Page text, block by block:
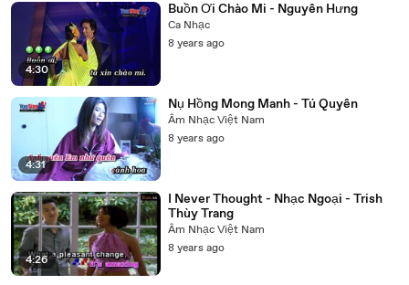
4:30
Buồn Ơi Chào Mi - Nguyên Hưng
Ca Nhạc
8 years ago
4:31
Nụ Hồng Mong Manh - Tú Quyên
Âm Nhạc Việt Nam
8 years ago
4:26
I Never Thought - Nhạc Ngoại - Trish
Thùy Trang
Âm Nhạc Việt Nam
8 years ago